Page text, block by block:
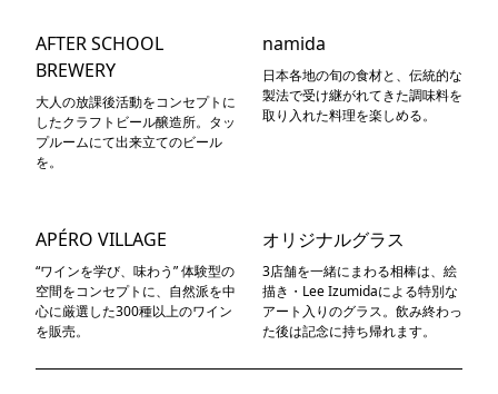
AFTER SCHOOL
BREWERY
大人の放課後活動をコンセプトに
したクラフトビール醸造所。タッ
プルームにて出来立てのビール
を。
namida
日本各地の旬の食材と、伝統的な
製法で受け継がれてきた調味料を
取り入れた料理を楽しめる。
APÉRO VILLAGE
“ワインを学び、味わう” 体験型の
空間をコンセプトに、自然派を中
心に厳選した300種以上のワイン
を販売。
オリジナルグラス
3店舗を一緒にまわる相棒は、絵
描き・Lee Izumidaによる特別な
アート入りのグラス。飲み終わっ
た後は記念に持ち帰れます。